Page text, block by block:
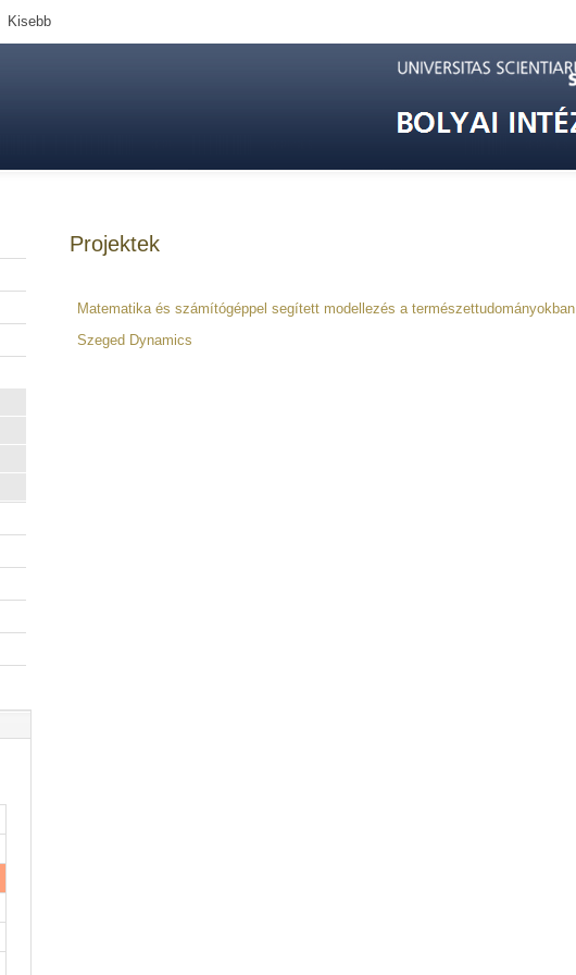
Kisebb
Projektek
Matematika és számítógéppel segített modellezés a természettudományokban
Szeged Dynamics